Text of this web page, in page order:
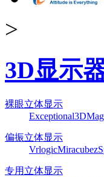
>
3D显示
裸眼立体显示
Exceptional3D
偏振立体显示
VrlogicMiracube
专用立体显示